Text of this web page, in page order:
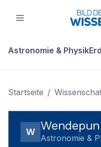
Astronomie & Physik
Startseite /
W
Astronomie &